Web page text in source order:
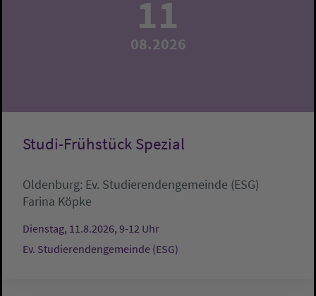
11
08.2026
Studi-Frühstück Spezial
Oldenburg: Ev. Studierendengemeinde (ESG)
Farina Köpke
Dienstag, 11.8.2026, 9-12 Uhr
Ev. Studierendengemeinde (ESG)